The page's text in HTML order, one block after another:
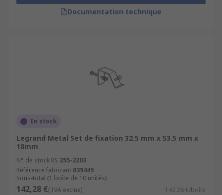
Documentation technique
En stock
Legrand Metal Set de fixation 32.5 mm x 53.5 mm x
18mm
N° de stock RS 255-2203
Référence fabricant 039449
Sous-total (1 boîte de 10 unités)
142,28 €(TVA exclue) 142,28 €/boîte